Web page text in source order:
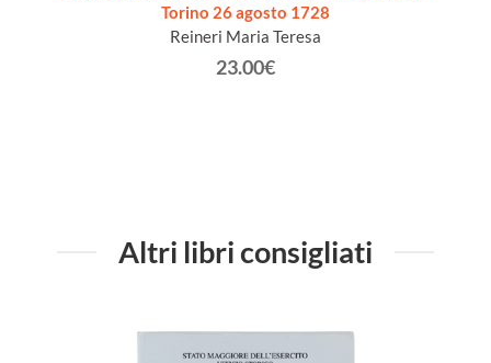
Torino 26 agosto 1728
Reineri Maria Teresa
23.00€
Altri libri consigliati